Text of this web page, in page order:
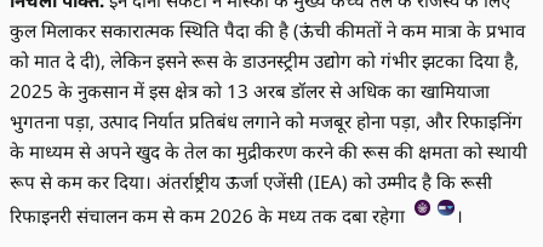
कुल मिलाकर सकारात्मक स्थिति पैदा की है (ऊंची कीमतों ने कम मात्रा के प्रभाव
को मात दे दी), लेकिन इसने रूस के डाउनस्ट्रीम उद्योग को गंभीर झटका दिया है,
2025 के नुकसान में इस क्षेत्र को 13 अरब डॉलर से अधिक का खामियाजा
भुगतना पड़ा, उत्पाद निर्यात प्रतिबंध लगाने को मजबूर होना पड़ा, और रिफाइनिंग
के माध्यम से अपने खुद के तेल का मुद्रीकरण करने की रूस की क्षमता को स्थायी
रूप से कम कर दिया। अंतर्राष्ट्रीय ऊर्जा एजेंसी (IEA) को उम्मीद है कि रूसी
रिफाइनरी संचालन कम से कम 2026 के मध्य तक दबा रहेगा
।